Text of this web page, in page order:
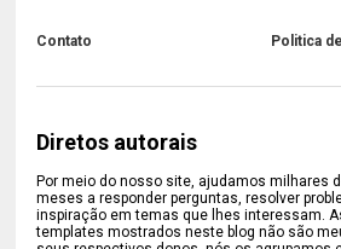
Contato Politica
Diretos autorais
Por meio do nosso site, ajudamos milhares
meses a responder perguntas, resolver
inspiração em temas que lhes interessam.
templates mostrados neste blog não são